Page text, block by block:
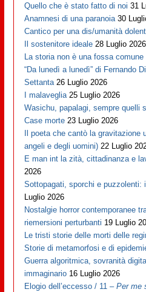
Quello che è stato fatto di noi 31
Anamnesi di una paranoia 30
Cantico per una dis/umanità
Il sostenitore ideale 28 Luglio 2026
La storia non è una fossa comune
“Da lunedì a lunedì” di Fernando
Settanta 26 Luglio 2026
I malaveglia 25 Luglio 2026
Wasichu, papalagi, sempre quelli
Case morte 23 Luglio 2026
Il poeta che cantò la gravitazione
angeli e degli uomini) 22 Luglio
E man int la zità, cittadinanza e
2026
Sottopagati, sporchi e
Luglio 2026
Nostalgie horror contemporanee
riemersioni perturbanti 19 Luglio
Le tristi storie delle morti delle
Storie di metamorfosi e di
Guerra algoritmica, sovranità
immaginario 16 Luglio 2026
Elogio dell’eccesso / 11 –Per me